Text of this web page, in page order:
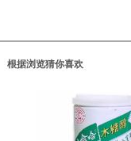
根据浏览猜你喜欢